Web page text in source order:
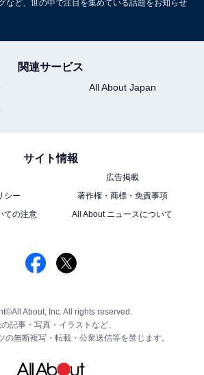
など、世の中で注目を集めている話題をお知らせ
関連サービス
All About Japan
サイト情報
広告掲載
シー
著作権・商標・免責事項
ての注意
All About ニュースについて
About, Inc. All rights reserved.
記事・写真・イラストなど、
の無断複写・転載・公衆送信等を禁じます。